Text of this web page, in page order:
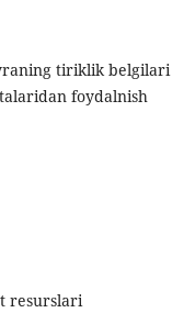
tiriklik belgilari
foydalnish
resurslari